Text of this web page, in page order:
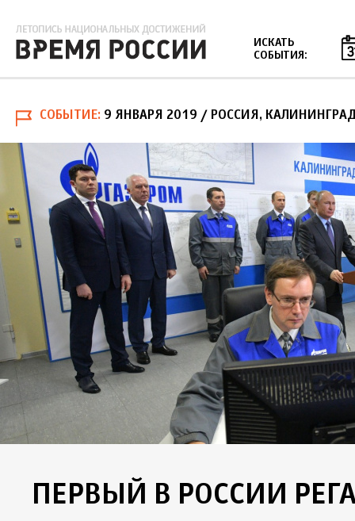
ИСКАТЬ
СОБЫТИЯ:
СОБЫТИЕ 9 ЯНВАРЯ 2019 / РОССИЯ,
ПЕРВЫЙ В РОССИИ